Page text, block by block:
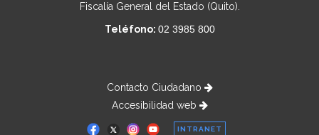
Fiscalía General del Estado (Quito).
Teléfono: 02 3985 800
Contacto Ciudadano
Accesibilidad web
INTRANET